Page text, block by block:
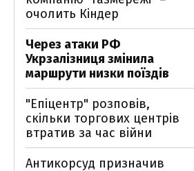
очолить Кіндер
Через атаки РФ
Укрзалізниця змінила
маршрути низки поїздів
"Епіцентр" розповів,
скільки торгових центрів
втратив за час війни
Антикорсуд призначив